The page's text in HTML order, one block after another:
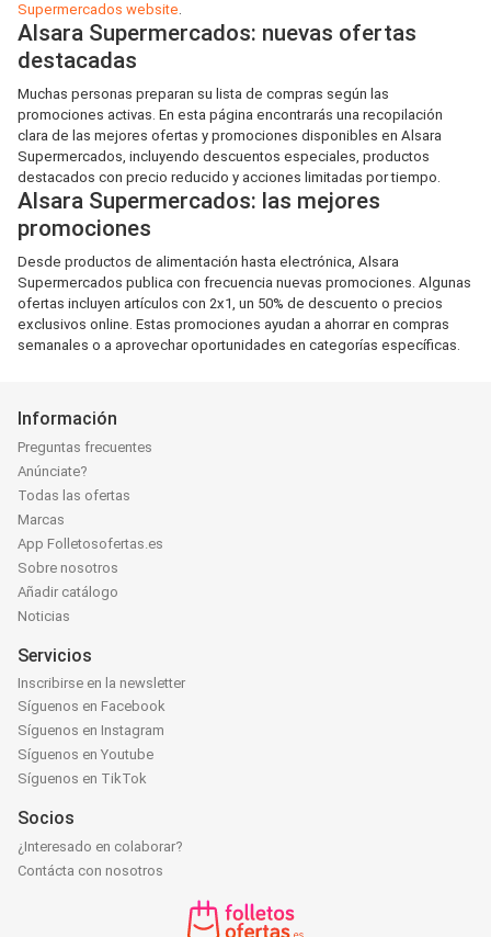
Supermercados website.
Alsara Supermercados: nuevas ofertas
destacadas
Muchas personas preparan su lista de compras según las
promociones activas. En esta página encontrarás una recopilación
clara de las mejores ofertas y promociones disponibles en Alsara
Supermercados, incluyendo descuentos especiales, productos
destacados con precio reducido y acciones limitadas por tiempo.
Alsara Supermercados: las mejores
promociones
Desde productos de alimentación hasta electrónica, Alsara
Supermercados publica con frecuencia nuevas promociones. Algunas
ofertas incluyen artículos con 2x1, un 50% de descuento o precios
exclusivos online. Estas promociones ayudan a ahorrar en compras
semanales o a aprovechar oportunidades en categorías específicas.
Información
Preguntas frecuentes
Anúnciate?
Todas las ofertas
Marcas
App Folletosofertas.es
Sobre nosotros
Añadir catálogo
Noticias
Servicios
Inscribirse en la newsletter
Síguenos en Facebook
Síguenos en Instagram
Síguenos en Youtube
Síguenos en TikTok
Socios
¿Interesado en colaborar?
Contácta con nosotros